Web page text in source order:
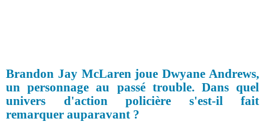
Brandon Jay McLaren joue Dwyane Andrews,
un personnage au passé trouble. Dans quel
univers d'action policière s'est-il fait
remarquer auparavant ?